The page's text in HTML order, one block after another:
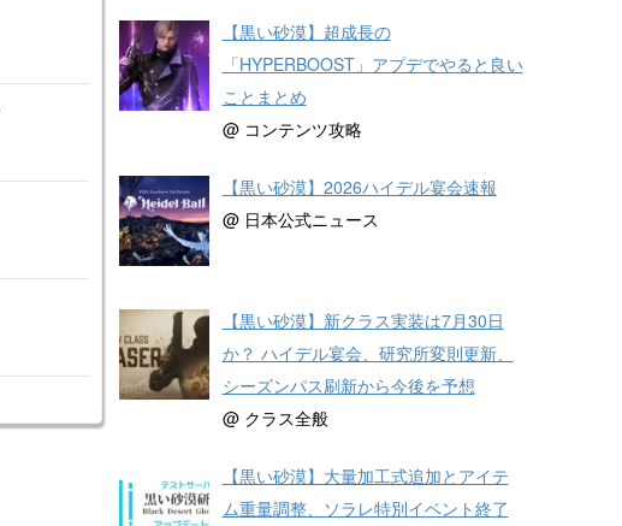
【黒い砂漠】超成長の
「HYPERBOOST」アプデでやると良い
ことまとめ
@ コンテンツ攻略
【黒い砂漠】2026ハイデル宴会速報
@ 日本公式ニュース
【黒い砂漠】新クラス実装は7月30日
か？ ハイデル宴会、研究所変則更新、
シーズンパス刷新から今後を予想
@ クラス全般
【黒い砂漠】大量加工式追加とアイテ
ム重量調整、ソラレ特別イベント終了